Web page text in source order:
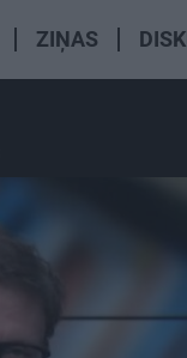
ZIŅAS